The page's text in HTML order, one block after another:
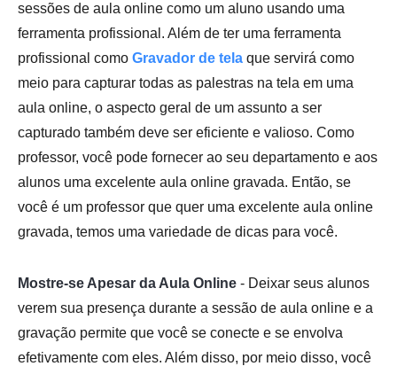
sessões de aula online como um aluno usando uma
ferramenta profissional. Além de ter uma ferramenta
profissional como Gravador de tela que servirá como
meio para capturar todas as palestras na tela em uma
aula online, o aspecto geral de um assunto a ser
capturado também deve ser eficiente e valioso. Como
professor, você pode fornecer ao seu departamento e aos
alunos uma excelente aula online gravada. Então, se
você é um professor que quer uma excelente aula online
gravada, temos uma variedade de dicas para você.
Mostre-se Apesar da Aula Online - Deixar seus alunos
verem sua presença durante a sessão de aula online e a
gravação permite que você se conecte e se envolva
efetivamente com eles. Além disso, por meio disso, você